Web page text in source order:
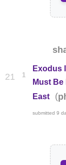
21 1
Exodus
Must
East
(
submitted9